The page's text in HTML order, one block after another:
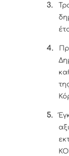
3.
4.
5.